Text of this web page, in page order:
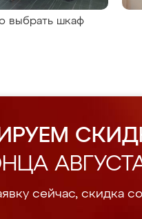
выбрать шкаф
сейчас, скидка